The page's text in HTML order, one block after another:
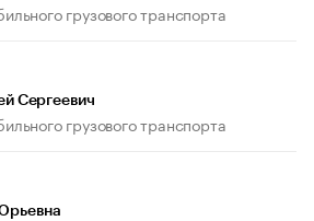
грузового транспорта
Сергеевич
грузового транспорта